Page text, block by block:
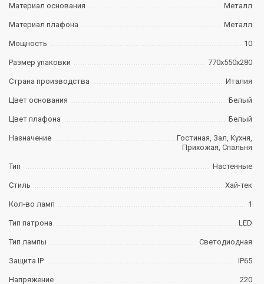
Материал основания Металл
Материал плафона Металл
Мощность 10
Размер упаковки 770х550х280
Страна производства Италия
Цвет основания Белый
Цвет плафона Белый
Назначение
Гостиная, Зал, Кухня,
Прихожая, Спальня
Тип Настенные
Стиль Хай-тек
Кол-во ламп 1
Тип патрона LED
Тип лампы Светодиодная
Защита IP IP65
Напряжение 220